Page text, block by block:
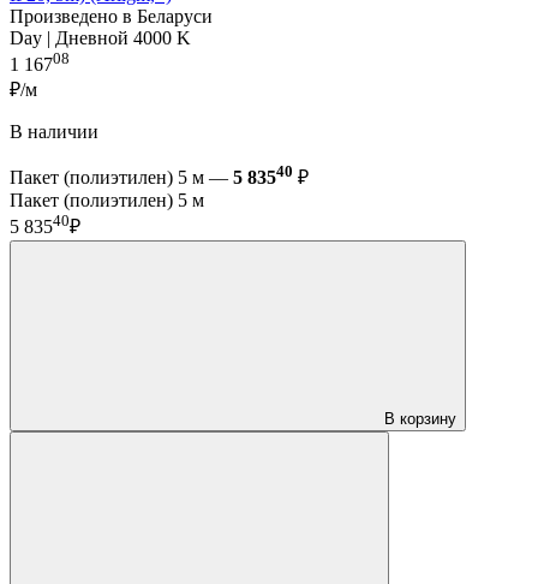
Произведено в Беларуси
Day | Дневной 4000 K
1 16708
₽/м
В наличии
Пакет (полиэтилен) 5 м — 5 83540 ₽
Пакет (полиэтилен) 5 м
5 83540₽
В корзину